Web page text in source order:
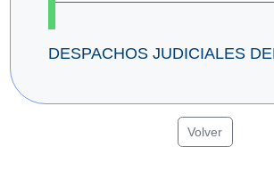
DESPACHOS JUDICIALES
Volver